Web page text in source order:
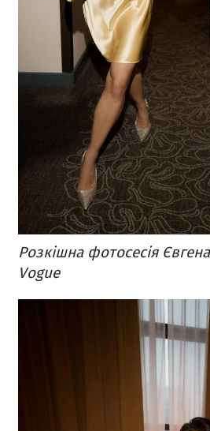
Розкішна фотосесія
Vogue